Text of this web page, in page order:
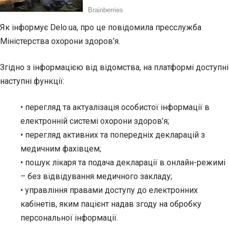
Як інформує Delo.ua, про це повідомила пресслужба
Міністерства охорони здоров’я.
Згідно з інформацією від відомства, на платформі доступні
наступні функції:
• перегляд та актуалізація особистої інформації в
електронній системі охорони здоров’я;
• перегляд активних та попередніх декларацій з
медичним фахівцем;
• пошук лікаря та подача декларації в онлайн-режимі
– без відвідування медичного закладу;
• управління правами доступу до електронних
кабінетів, яким пацієнт надав згоду на обробку
персональної інформації.